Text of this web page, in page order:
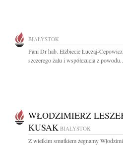
BIAŁYSTOK
Pani Dr hab. Elżbiecie Łuczaj-
szczerego żalu i współczucia z
WŁODZIMIERZ
KUSAK BIAŁYSTOK
Z wielkim smutkiem żegnamy